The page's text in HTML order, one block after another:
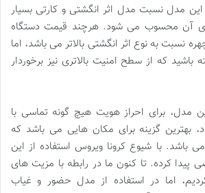
مدل نسبت مدل اثر انگشتی و کارتی بسیار
آن محسوب می شود. هرچند قیمت دستگاه
به نوع اثر انگشتی بالاتر می باشد، اما
باشید که از سطح امنیت بالاتری نیز برخوردار
مدل، برای احراز هویت هیچ گونه تماسی با
بهترین گزینه برای مکان هایی می باشد که
می باشد. با شیوع کرونا ویروس استفاده از این
پیدا کرده. تا کنون ما در رابطه با مزیت های
اما در استفاده از مدل حضور و غیاب